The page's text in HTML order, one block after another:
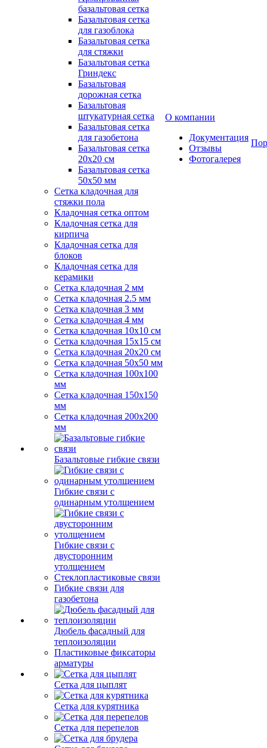
базальтовая сетка
Базальтовая сетка
для газоблока
Базальтовая сетка
для стяжки
Базальтовая сетка
Гриндекс
Базальтовая
дорожная сетка
Базальтовая
штукатурная сетка
Базальтовая сетка
для газобетона
Базальтовая сетка
20x20 см
Базальтовая сетка
50x50 мм
Сетка кладочная для
стяжки пола
Кладочная сетка оптом
Кладочная сетка для
кирпича
Кладочная сетка для
блоков
Кладочная сетка для
керамики
Сетка кладочная 2 мм
Сетка кладочная 2.5 мм
Сетка кладочная 3 мм
Сетка кладочная 4 мм
Сетка кладочная 10x10 см
Сетка кладочная 15x15 см
Сетка кладочная 20x20 см
Сетка кладочная 50x50 мм
Сетка кладочная 100x100
мм
Сетка кладочная 150x150
мм
Сетка кладочная 200x200
мм
Базальтовые гибкие связи
Гибкие связи с
одинарным утолщением
Гибкие связи с
двусторонним
утолщением
Стеклопластиковые связи
Гибкие связи для
газобетона
Дюбель фасадный для
теплоизоляции
Пластиковые фиксаторы
арматуры
Сетка для цыплят
Сетка для курятника
Сетка для перепелов
О компании
Документация
Отзывы
Фотогалерея